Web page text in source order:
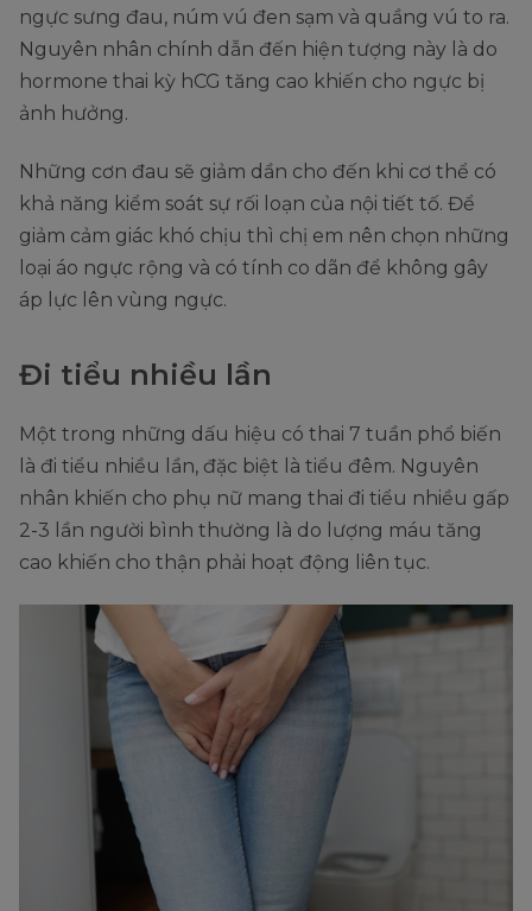
ngực sưng đau, núm vú đen sạm và quầng vú to ra.
Nguyên nhân chính dẫn đến hiện tượng này là do
hormone thai kỳ hCG tăng cao khiến cho ngực bị
ảnh hưởng.
Những cơn đau sẽ giảm dần cho đến khi cơ thể có
khả năng kiểm soát sự rối loạn của nội tiết tố. Để
giảm cảm giác khó chịu thì chị em nên chọn những
loại áo ngực rộng và có tính co dãn để không gây
áp lực lên vùng ngực.
Đi tiểu nhiều lần
Một trong những dấu hiệu có thai 7 tuần phổ biến
là đi tiểu nhiều lần, đặc biệt là tiểu đêm. Nguyên
nhân khiến cho phụ nữ mang thai đi tiểu nhiều gấp
2-3 lần người bình thường là do lượng máu tăng
cao khiến cho thận phải hoạt động liên tục.